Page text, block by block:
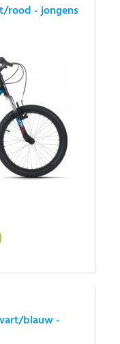
rood - jongens
blauw -